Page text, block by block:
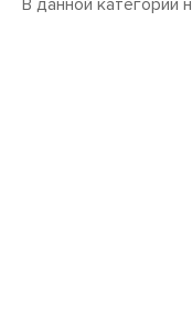
В данной категории